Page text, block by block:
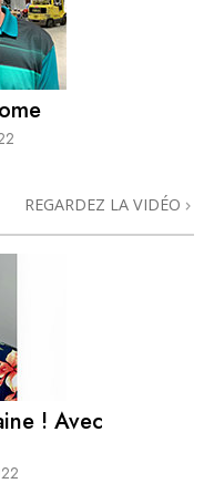
REGARDEZ LA VIDÉO
! Avec